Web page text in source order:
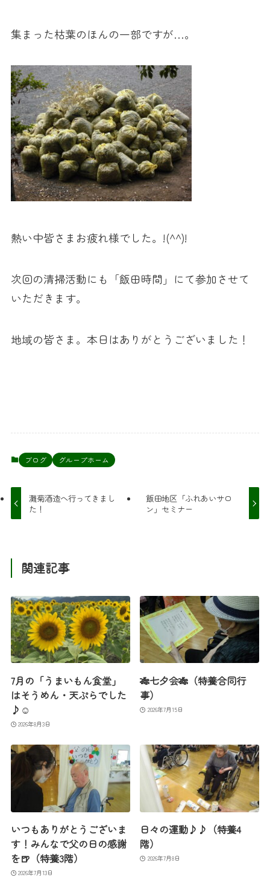
集まった枯葉のほんの一部ですが…。
熱い中皆さまお疲れ様でした。!(^^)!
次回の清掃活動にも「飯田時間」にて参加させて
いただきます。
地域の皆さま。本日はありがとうございました！
ブログ グループホーム
灘菊酒造へ行ってきまし
た！
飯田地区「ふれあいサロ
ン」セミナー
関連記事
7月の「うまいもん食堂」
はそうめん・天ぷらでした
♪☺
2026年8月3日
🎋七夕会🎋（特養合同行
事）
2026年7月15日
いつもありがとうございま
す！みんなで父の日の感謝
を🍺（特養3階）
2026年7月13日
日々の運動♪♪（特養4
階）
2026年7月8日